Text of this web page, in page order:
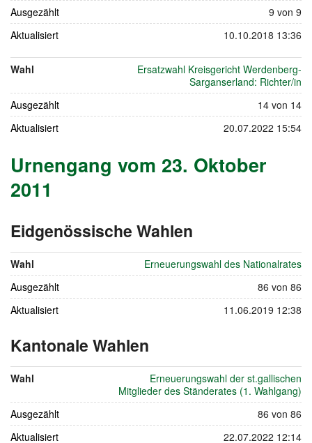
Ausgezählt
9 von 9
Aktualisiert
10.10.2018 13:36
Wahl
Ersatzwahl Kreisgericht Werdenberg-
Sarganserland: Richter/in
Ausgezählt
14 von 14
Aktualisiert
20.07.2022 15:54
Urnengang vom 23. Oktober
2011
Eidgenössische Wahlen
23.
Oktober
Wahl
Erneuerungswahl des Nationalrates
Ausgezählt
86 von 86
Aktualisiert
11.06.2019 12:38
Kantonale Wahlen
23.
Oktober
2011
Wahl
Erneuerungswahl der st.gallischen
Mitglieder des Ständerates (1. Wahlgang)
Ausgezählt
86 von 86
Aktualisiert
22.07.2022 12:14